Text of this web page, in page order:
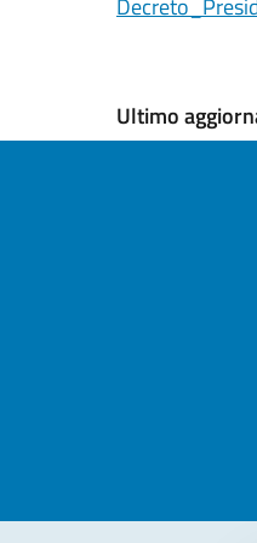
Ultimo